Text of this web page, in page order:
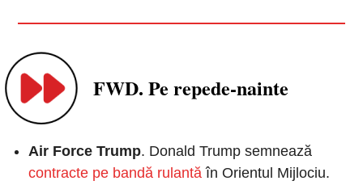
FWD. Pe repede-nainte
Air Force Trump
contracte pe bandă rulantă în Orientul Mijlociu.